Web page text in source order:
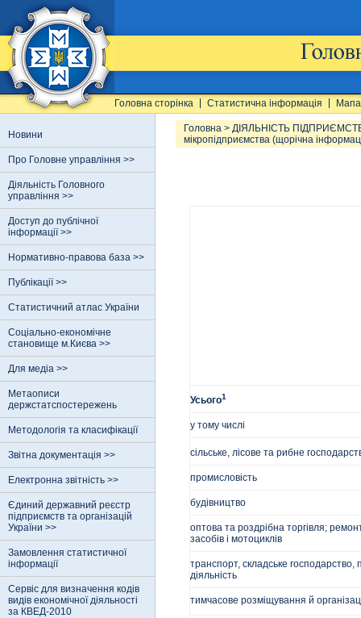
Головна сторінка Статистична інформація
Новини
Про Головне управління >>
Діяльність Головного
управління >>
Доступ до публічної
інформації >>
Нормативно-правова база >>
Публікації >>
Статистичний атлас України
Соціально-економічне
становище м.Києва >>
Для медіа >>
Метаописи
держстатспостережень
Методологія та класифікації
Звітна документація >>
Електронна звітність >>
Єдиний державний реєстр
пiдприємств та органiзацiй
України >>
Замовлення статистичної
інформації
Сервіс для визначення кодів
видів економічної діяльності
за КВЕД-2010
Головна > ДІЯЛЬНІСТЬ
мікропідприємства (щорічна
Усього1
у тому числі
сільське, лісове та рибне
промисловість
будівництво
оптова та роздрібна торгівля;
засобів і мотоциклів
транспорт, складське господарство,
діяльність
тимчасове розміщування й